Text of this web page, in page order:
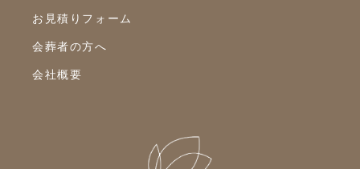
お見積りフォーム
会葬者の方へ
会社概要